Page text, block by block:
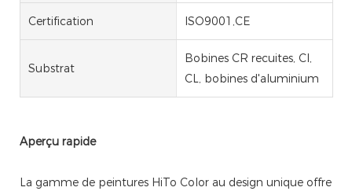
Certification ISO9001,CE
Substrat
Bobines CR recuites, CI,
CL, bobines d'aluminium
Aperçu rapide
La gamme de peintures HiTo Color au design unique offre